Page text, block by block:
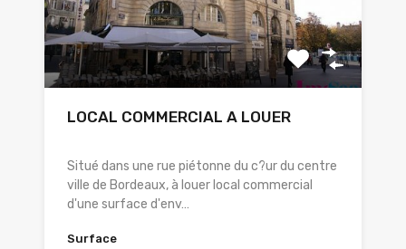
LOCAL COMMERCIAL A LOUER
Situé dans une rue piétonne du c?ur du centre
ville de Bordeaux, à louer local commercial
d'une surface d'env…
Surface